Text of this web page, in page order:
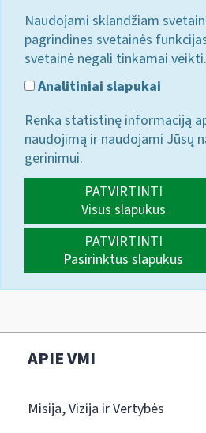
Naudojami sklandžiam
pagrindines svetainės
svetainė negali tinkamai veikti.
Analitiniai slapukai
Renka statistinę informaciją
naudojimą ir naudojami Jūsų
gerinimui.
PATVIRTINTI
Visus slapukus
PATVIRTINTI
Pasirinktus slapukus
APIE VMI
Misija, Vizija ir Vertybės